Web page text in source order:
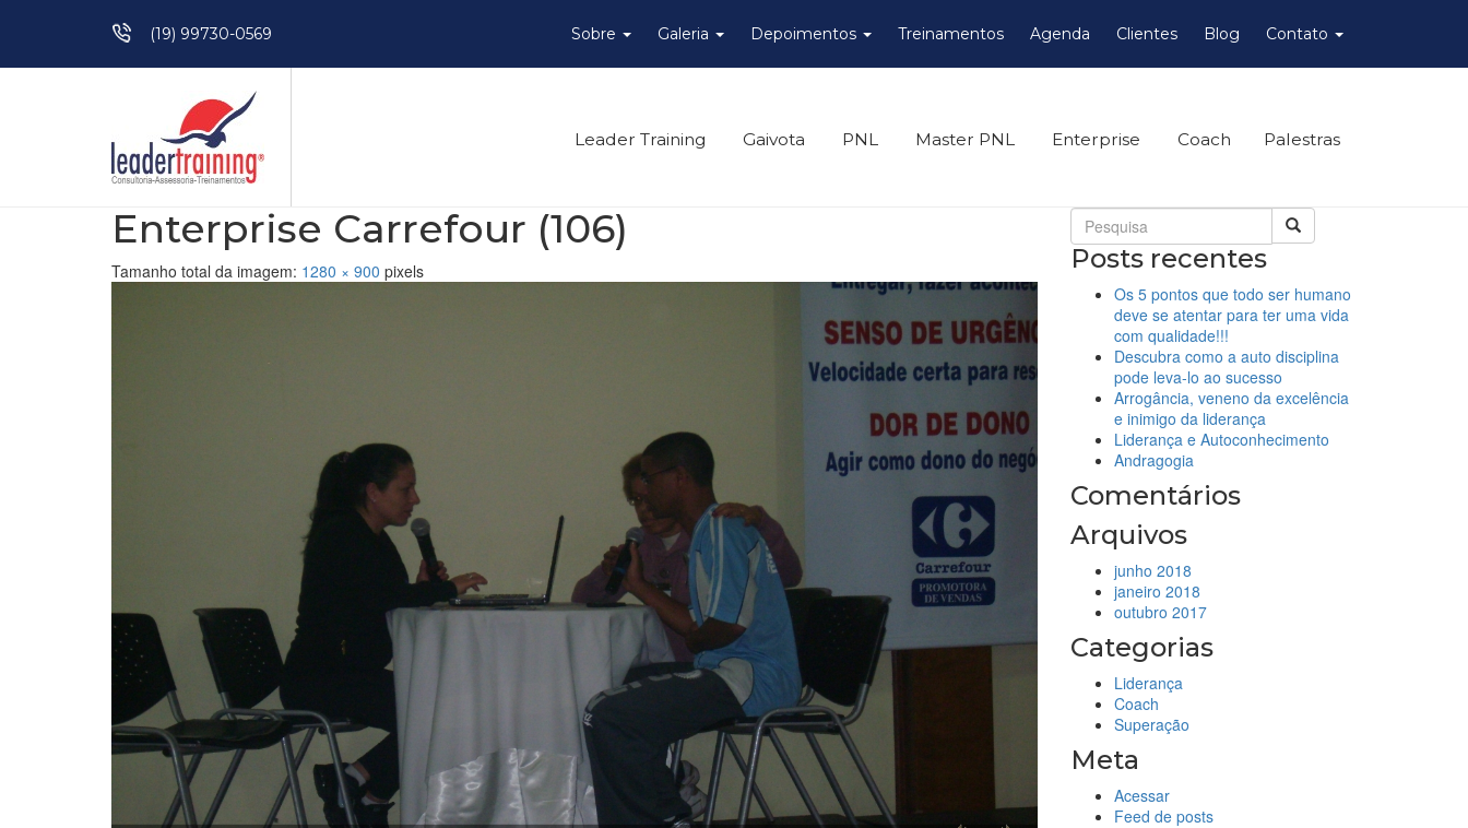
Pular para o conteúdo(19) 99730-0569 Sobre Galeria Depoimentos Treinamentos Agenda Clientes Blog Contato
Leader Training Gaivota PNL Master PNL Enterprise Coach Palestras
Enterprise Carrefour (106)
Tamanho total da imagem: 1280 × 900 pixels Posts recentes
Os 5 pontos que todo ser humano
deve se atentar para ter uma vida
com qualidade!!!
Descubra como a auto disciplina
pode leva-lo ao sucesso
Arrogância, veneno da excelência
e inimigo da liderança
Liderança e Autoconhecimento
Andragogia
Comentários
Arquivos
junho 2018
janeiro 2018
outubro 2017
Categorias
Liderança
Coach
Superação
Meta
Acessar
Feed de posts